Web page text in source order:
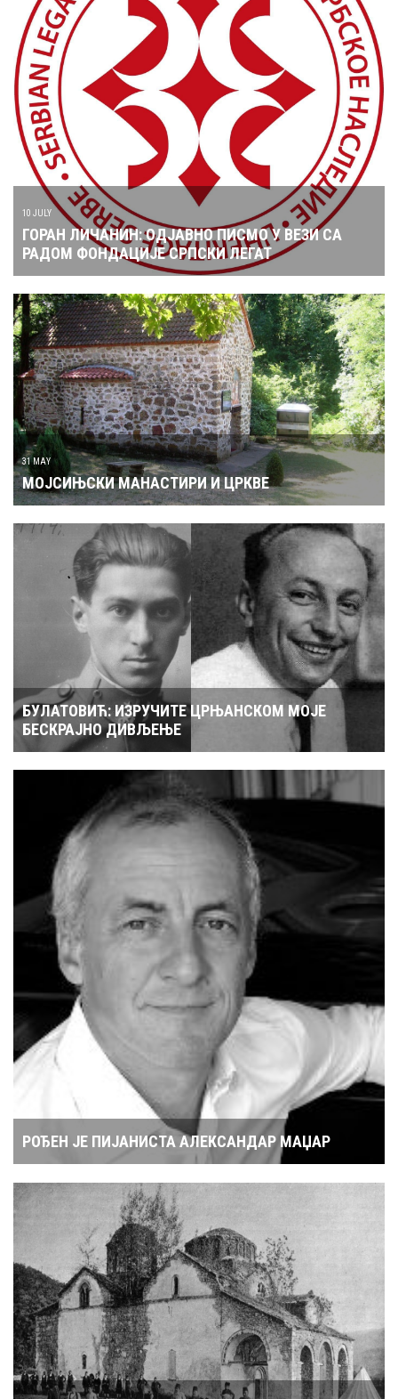
10 JULY
ГОРАН ЛИЧАНИН: ОДЈАВНО ПИСМО У ВЕЗИ СА
РАДОМ ФОНДАЦИЈЕ СРПСКИ ЛЕГАТ
31 MAY
МОЈСИЊСКИ МАНАСТИРИ И ЦРКВЕ
БУЛАТОВИЋ: ИЗРУЧИТЕ ЦРЊАНСКОМ МОЈЕ
БЕСКРАЈНО ДИВЉЕЊЕ
РОЂЕН ЈЕ ПИЈАНИСТА АЛЕКСАНДАР МАЏАР